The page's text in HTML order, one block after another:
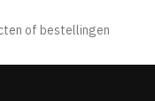
of bestellingen